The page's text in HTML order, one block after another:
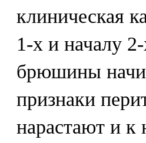
клиническая
1-х и началу
брюшины
признаки
нарастают и к